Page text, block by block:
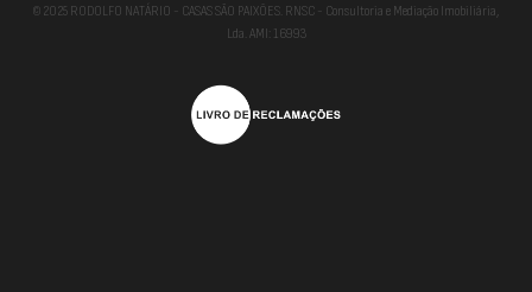
© 2025 RODOLFO NATÁRIO - CASAS SÃO PAIXÕES. RNSC - Consultoria e Mediação Imobiliária,
Lda. AMI: 16993